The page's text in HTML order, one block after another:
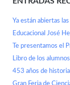
Ya están abiertas
Educacional José
Te presentamos el
Libro de los
453 años de